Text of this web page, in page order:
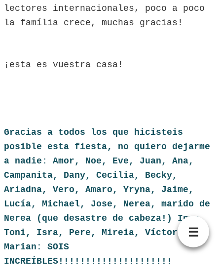
lectores internacionales, poco a poco
la família crece, muchas gracias!
¡esta es vuestra casa!
Gracias a todos los que hicisteis
posible esta fiesta, no quiero dejarme
a nadie: Amor, Noe, Eve, Juan, Ana,
Campanita, Dany, Cecilia, Becky,
Ariadna, Vero, Amaro, Yryna, Jaime,
Lucía, Michael, Jose, Nerea, marido de
Nerea (que desastre de cabeza!) Inma,
Toni, Isra, Pere, Mireia, Víctor,
Marian: SOIS
INCREÍBLES!!!!!!!!!!!!!!!!!!!!!
☰